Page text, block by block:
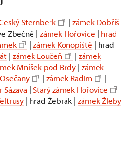
Šternberk | zámek Dobříš
Zbečně | zámek Hořovice | hrad
| zámek Konopiště | hrad
| zámek Loučeň | zámek
Mníšek pod Brdy | zámek
| zámek Radim
|
Sázava | Starý zámek Hořovice
| hrad Žebrák | zámek Žleby